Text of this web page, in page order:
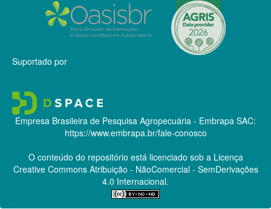
Suportado por
Empresa Brasileira de Pesquisa Agropecuária - Embrapa SAC:
https://www.embrapa.br/fale-conosco
O conteúdo do repositório está licenciado sob a Licença
Creative CommonsAtribuição - NãoComercial - SemDerivações
4.0 Internacional.